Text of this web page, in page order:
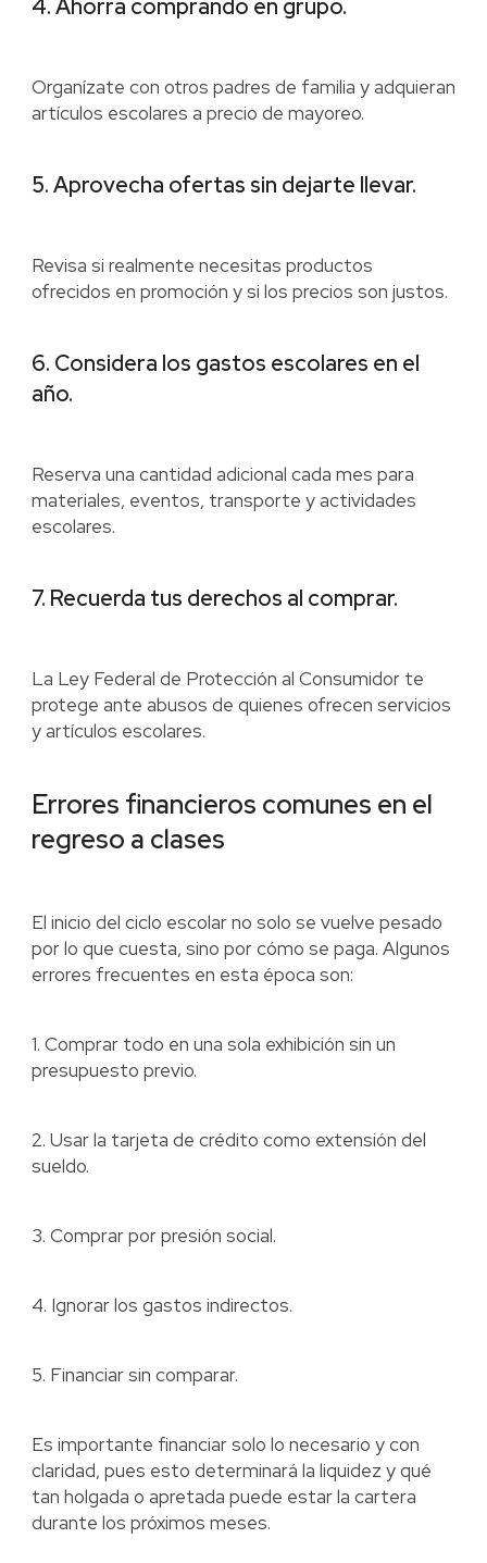
4. Ahorra comprando en grupo.
Organízate con otros padres de familia y adquieran
artículos escolares a precio de mayoreo.
5. Aprovecha ofertas sin dejarte llevar.
Revisa si realmente necesitas productos
ofrecidos en promoción y si los precios son justos.
6. Considera los gastos escolares en el
año.
Reserva una cantidad adicional cada mes para
materiales, eventos, transporte y actividades
escolares.
7. Recuerda tus derechos al comprar.
La Ley Federal de Protección al Consumidor te
protege ante abusos de quienes ofrecen servicios
y artículos escolares.
Errores financieros comunes en el
regreso a clases
El inicio del ciclo escolar no solo se vuelve pesado
por lo que cuesta, sino por cómo se paga. Algunos
errores frecuentes en esta época son:
1. Comprar todo en una sola exhibición sin un
presupuesto previo.
2. Usar la tarjeta de crédito como extensión del
sueldo.
3. Comprar por presión social.
4. Ignorar los gastos indirectos.
5. Financiar sin comparar.
Es importante financiar solo lo necesario y con
claridad, pues esto determinará la liquidez y qué
tan holgada o apretada puede estar la cartera
durante los próximos meses.